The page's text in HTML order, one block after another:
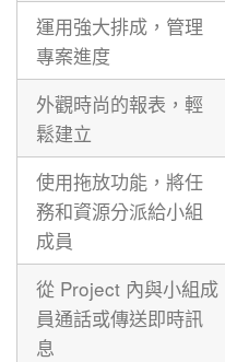
運用強大排成，管理
專案進度
外觀時尚的報表，輕
鬆建立
使用拖放功能，將任
務和資源分派給小組
成員
從 Project 內與小組成
員通話或傳送即時訊
息